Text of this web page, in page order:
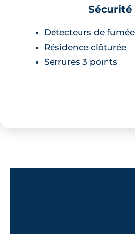
Sécurité
Détecteurs de fumée
Résidence clôturée
Serrures 3 points